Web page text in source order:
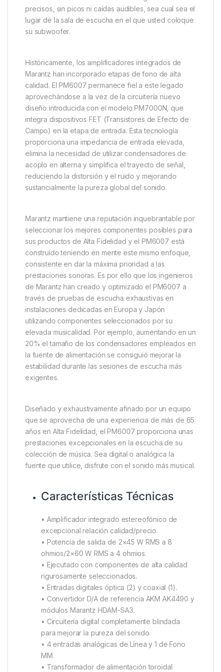
precisos, sin picos ni caídas audibles, sea cual sea el
lugar de la sala de escucha en el que usted coloque
su subwoofer.
Históricamente, los amplificadores integrados de
Marantz han incorporado etapas de fono de alta
calidad. El PM6007 permanece fiel a este legado
aprovechándose a la vez de la circuitería nuevo
diseño introducida con el modelo PM7000N, que
integra dispositivos FET (Transistores de Efecto de
Campo) en la etapa de entrada. Esta tecnología
proporciona una impedancia de entrada elevada,
elimina la necesidad de utilizar condensadores de
acoplo en alterna y simplifica el trayecto de señal,
reduciendo la distorsión y el ruido y mejorando
sustancialmente la pureza global del sonido.
Marantz mantiene una reputación inquebrantable por
seleccionar los mejores componentes posibles para
sus productos de Alta Fidelidad y el PM6007 está
construido teniendo en mente este mismo enfoque,
consistente en dar la máxima prioridad a las
prestaciones sonoras. Es por ello que los ingenieros
de Marantz han creado y optimizado el PM6007 a
través de pruebas de escucha exhaustivas en
instalaciones dedicadas en Europa y Japón
utilizando componentes seleccionados por su
elevada musicalidad. Por ejemplo, aumentando en un
20% el tamaño de los condensadores empleados en
la fuente de alimentación se consiguió mejorar la
estabilidad durante las sesiones de escucha más
exigentes.
Diseñado y exhaustivamente afinado por un equipo
que se aprovecha de una experiencia de más de 65
años en Alta Fidelidad, el PM6007 proporciona unas
prestaciones excepcionales en la escucha de su
colección de música. Sea digital o analógica la
fuente que utilice, disfrute con el sonido más musical.
Características Técnicas
• Amplificador integrado estereofónico de
excepcional relación calidad/precio.
• Potencia de salida de 2×45 W RMS a 8
ohmios/2×60 W RMS a 4 ohmios.
• Ejecutado con componentes de alta calidad
rigurosamente seleccionados.
• Entradas digitales óptica (2) y coaxial (1).
• Convertidor D/A de referencia AKM AK4490 y
módulos Marantz HDAM-SA3.
• Circuitería digital completamente blindada
para mejorar la pureza del sonido.
• 4 entradas analógicas de Línea y 1 de Fono
MM.
• Transformador de alimentación toroidal